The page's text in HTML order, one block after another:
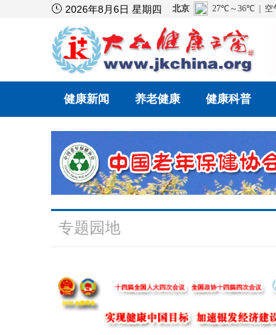
 2026年8月6日 星期四
健康新闻 养老健康 健康科普
专题园地